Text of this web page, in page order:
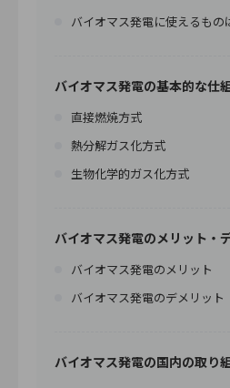
バイオマス発電に使えるもの
バイオマス発電の基本的な仕
直接燃焼方式
熱分解ガス化方式
生物化学的ガス化方式
バイオマス発電のメリット・
バイオマス発電のメリット
バイオマス発電のデメリット
バイオマス発電の国内の取り